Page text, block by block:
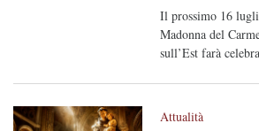
Il prossimo 16
Madonna del
sull’Est farà
Attualità